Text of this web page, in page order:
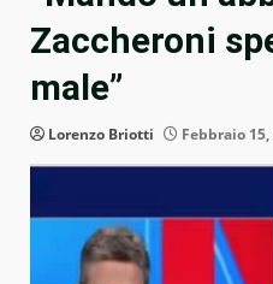
Zaccheroni
male”
Lorenzo Briotti Febbraio 15,